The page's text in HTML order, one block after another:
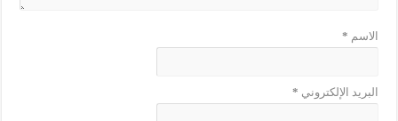
الاسم *
البريد الإلكتروني *